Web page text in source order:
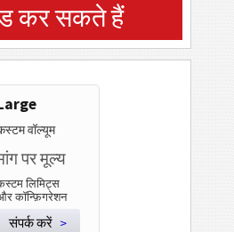
कर सकते हैं
वॉल्यूम
पर मूल्य
लिमिट्स
कॉन्फ़िगरेशन
संपर्क करें >